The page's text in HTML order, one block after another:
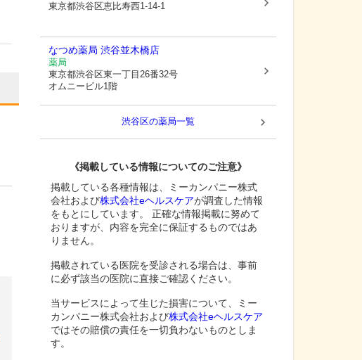
東京都渋谷区恵比寿西1-14-1
なつめ薬局 渋谷並木橋店
薬局
東京都渋谷区東一丁目26番32号
オムニービル1階
渋谷区の薬局一覧
《掲載している情報についてのご注意》
掲載している各種情報は、ミーカンパニー株式
会社および株式会社eヘルスケアが調査した情報
をもとにしています。 正確な情報掲載に努めて
おりますが、内容を完全に保証するものではあ
りません。
掲載されている医院を受診される場合は、事前
に必ず該当の医院に直接ご確認ください。
当サービスによって生じた損害について、ミー
カンパニー株式会社および株式会社eヘルスケア
ではその賠償の責任を一切負わないものとしま
す。